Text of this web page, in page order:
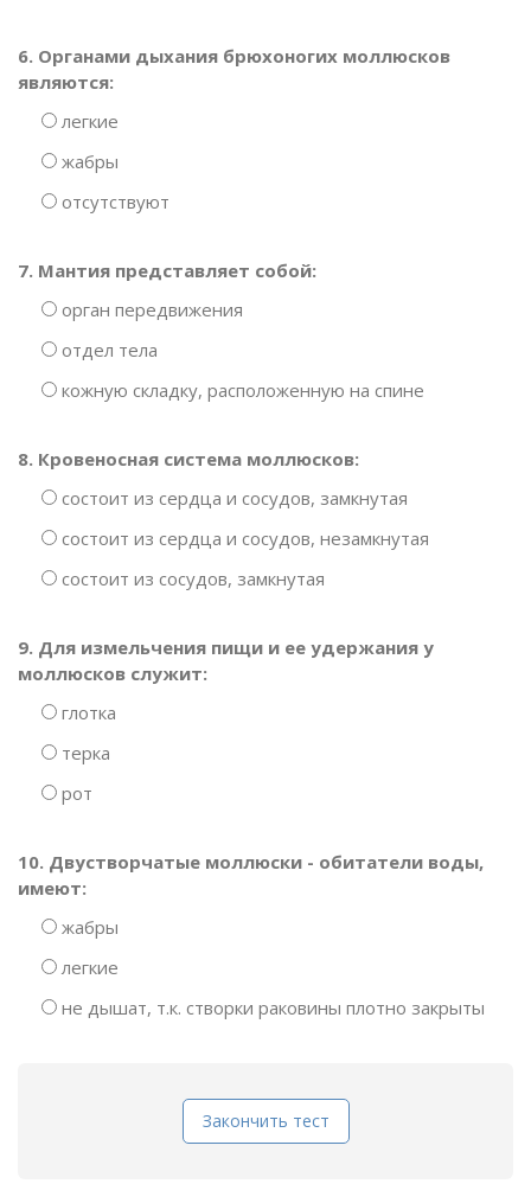
6. Органами дыхания брюхоногих моллюсков
являются:
легкие
жабры
отсутствуют
7. Мантия представляет собой:
орган передвижения
отдел тела
кожную складку, расположенную на спине
8. Кровеносная система моллюсков:
состоит из сердца и сосудов, замкнутая
состоит из сердца и сосудов, незамкнутая
состоит из сосудов, замкнутая
9. Для измельчения пищи и ее удержания у
моллюсков служит:
глотка
терка
рот
10. Двустворчатые моллюски - обитатели воды,
имеют:
жабры
легкие
не дышат, т.к. створки раковины плотно закрыты
Закончить тест